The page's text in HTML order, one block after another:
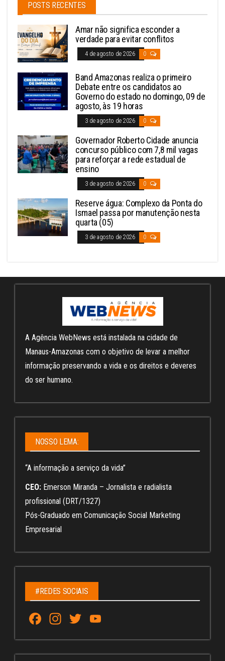
POSTS RECENTES
Amar não significa esconder a
verdade para evitar conflitos
4 de agosto de 2026 0
Band Amazonas realiza o primeiro
Debate entre os candidatos ao
Governo do estado no domingo, 09 de
agosto, às 19 horas
3 de agosto de 2026 0
Governador Roberto Cidade anuncia
concurso público com 7,8 mil vagas
para reforçar a rede estadual de
ensino
3 de agosto de 2026 0
Reserve água: Complexo da Ponta do
Ismael passa por manutenção nesta
quarta (05)
3 de agosto de 2026 0
A Agência WebNews está instalada na cidade de
Manaus-Amazonas com o objetivo de levar a melhor
informação preservando a vida e os direitos e deveres
do ser humano.
NOSSO LEMA:
“A informação a serviço da vida”
CEO: Emerson Miranda – Jornalista e radialista
profissional (DRT/1327)
Pós-Graduado em Comunicação Social Marketing
Empresarial
#REDES SOCIAIS
Fa
ce
bo
In
st
ag
T
wi
tt
u
Tu